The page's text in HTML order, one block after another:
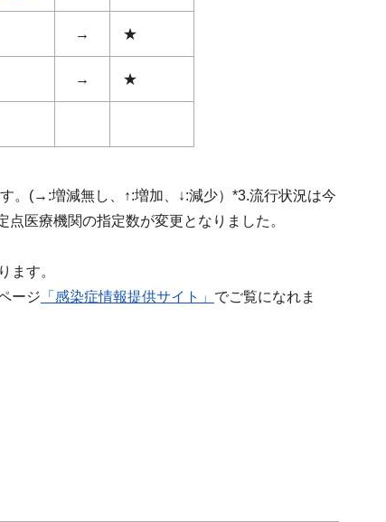
→ ★
→ ★
。(→:増減無し、↑:増加、↓:減少）*3.流行状況は今
療機関の指定数が変更となりました。
ます。
ージ 「感染症情報提供サイト」 でご覧になれま